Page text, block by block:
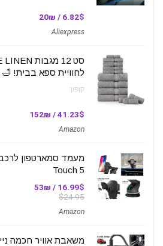
6.82$ / 20₪
Aliexpress
לחוויית ספא בבית! 🛁
קופון:
41.23$ / 152₪
Amazon
Touch 5
16.99$ / 53₪
$24.95
Amazon